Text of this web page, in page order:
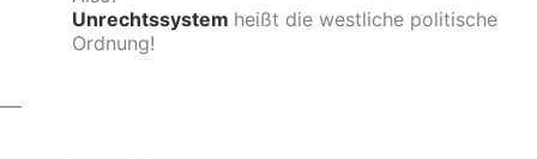
Unrechtssystem heißt die westliche politische
Ordnung!
—